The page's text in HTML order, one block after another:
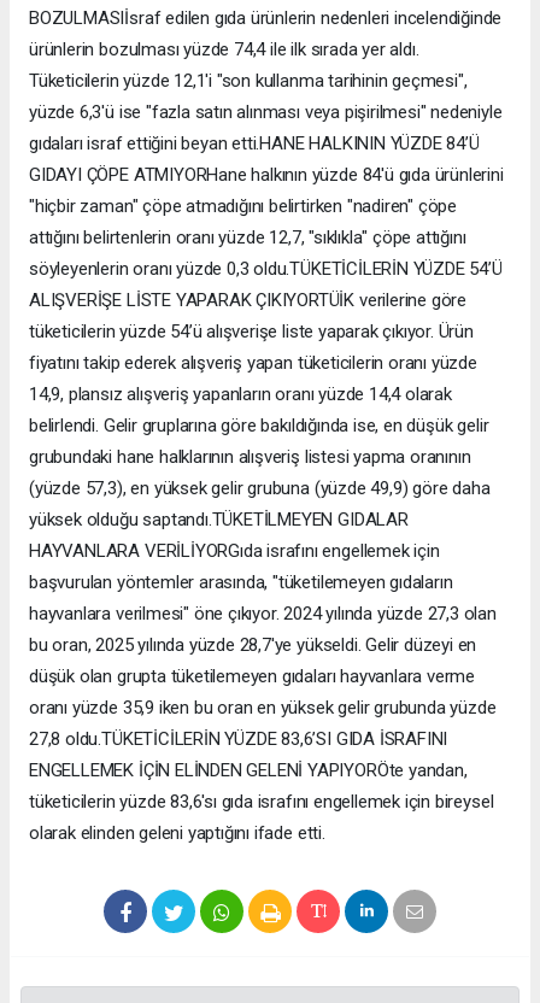
BOZULMASIİsraf edilen gıda ürünlerin nedenleri incelendiğinde
ürünlerin bozulması yüzde 74,4 ile ilk sırada yer aldı.
Tüketicilerin yüzde 12,1'i "son kullanma tarihinin geçmesi",
yüzde 6,3'ü ise "fazla satın alınması veya pişirilmesi" nedeniyle
gıdaları israf ettiğini beyan etti.HANE HALKININ YÜZDE 84’Ü
GIDAYI ÇÖPE ATMIYORHane halkının yüzde 84'ü gıda ürünlerini
"hiçbir zaman" çöpe atmadığını belirtirken "nadiren" çöpe
attığını belirtenlerin oranı yüzde 12,7, "sıklıkla" çöpe attığını
söyleyenlerin oranı yüzde 0,3 oldu.TÜKETİCİLERİN YÜZDE 54’Ü
ALIŞVERİŞE LİSTE YAPARAK ÇIKIYORTÜİK verilerine göre
tüketicilerin yüzde 54’ü alışverişe liste yaparak çıkıyor. Ürün
fiyatını takip ederek alışveriş yapan tüketicilerin oranı yüzde
14,9, plansız alışveriş yapanların oranı yüzde 14,4 olarak
belirlendi. Gelir gruplarına göre bakıldığında ise, en düşük gelir
grubundaki hane halklarının alışveriş listesi yapma oranının
(yüzde 57,3), en yüksek gelir grubuna (yüzde 49,9) göre daha
yüksek olduğu saptandı.TÜKETİLMEYEN GIDALAR
HAYVANLARA VERİLİYORGıda israfını engellemek için
başvurulan yöntemler arasında, "tüketilemeyen gıdaların
hayvanlara verilmesi" öne çıkıyor. 2024 yılında yüzde 27,3 olan
bu oran, 2025 yılında yüzde 28,7'ye yükseldi. Gelir düzeyi en
düşük olan grupta tüketilemeyen gıdaları hayvanlara verme
oranı yüzde 35,9 iken bu oran en yüksek gelir grubunda yüzde
27,8 oldu.TÜKETİCİLERİN YÜZDE 83,6’SI GIDA İSRAFINI
ENGELLEMEK İÇİN ELİNDEN GELENİ YAPIYORÖte yandan,
tüketicilerin yüzde 83,6'sı gıda israfını engellemek için bireysel
olarak elinden geleni yaptığını ifade etti.